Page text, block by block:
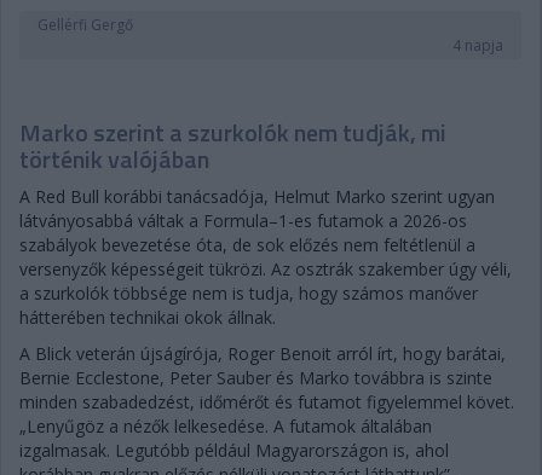
Gellérfi Gergő
4 napja
Marko szerint a szurkolók nem tudják, mi
történik valójában
A Red Bull korábbi tanácsadója, Helmut Marko szerint ugyan
látványosabbá váltak a Formula–1-es futamok a 2026-os
szabályok bevezetése óta, de sok előzés nem feltétlenül a
versenyzők képességeit tükrözi. Az osztrák szakember úgy véli,
a szurkolók többsége nem is tudja, hogy számos manőver
hátterében technikai okok állnak.
A Blick veterán újságírója, Roger Benoit arról írt, hogy barátai,
Bernie Ecclestone, Peter Sauber és Marko továbbra is szinte
minden szabadedzést, időmérőt és futamot figyelemmel követ.
„Lenyűgöz a nézők lelkesedése. A futamok általában
izgalmasak. Legutóbb például Magyarországon is, ahol